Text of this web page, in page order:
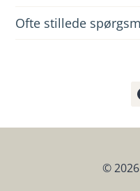
Ofte stillede
©